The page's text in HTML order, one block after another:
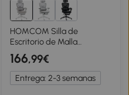
HOMCOM Silla de
Escritorio de Malla
Reclinable con
Reposacabezas Soporte
Lumbar Reposapiés y
Altura Regulable Gris Claro
166,99€
Entrega: 2-3 semanas